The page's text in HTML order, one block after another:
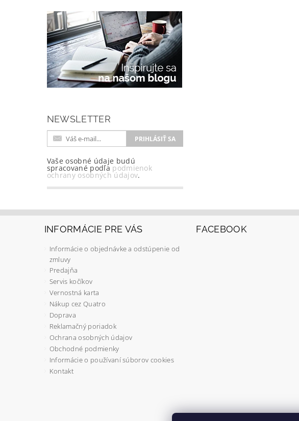
NEWSLETTER
Vaše osobné údaje budú
spracované podľa podmienok
ochrany osobných údajov.
INFORMÁCIE PRE VÁS
Informácie o objednávke a odstúpenie od
zmluvy
Predajňa
Servis kočíkov
Vernostná karta
Nákup cez Quatro
Doprava
Reklamačný poriadok
Ochrana osobných údajov
Obchodné podmienky
Informácie o používaní súborov cookies
Kontakt
FACEBOOK